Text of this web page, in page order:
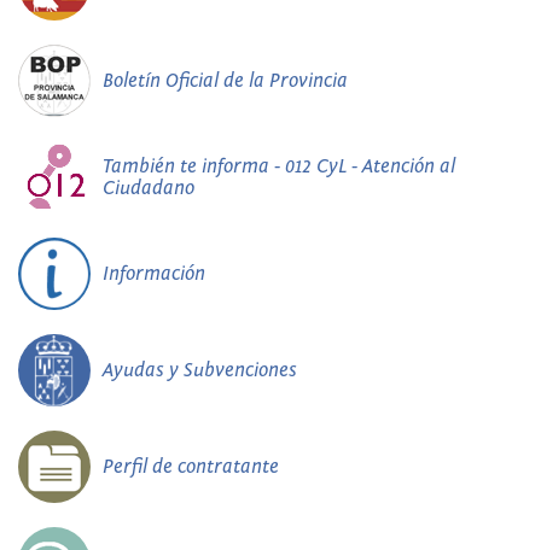
Boletín Oficial de la Provincia
También te informa - 012 CyL - Atención al
Ciudadano
Información
Ayudas y Subvenciones
Perfil de contratante